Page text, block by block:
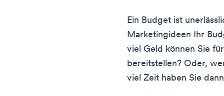
Ein Budget ist
Marketingideen Ihr
viel Geld können Sie
bereitstellen? Oder,
viel Zeit haben Sie